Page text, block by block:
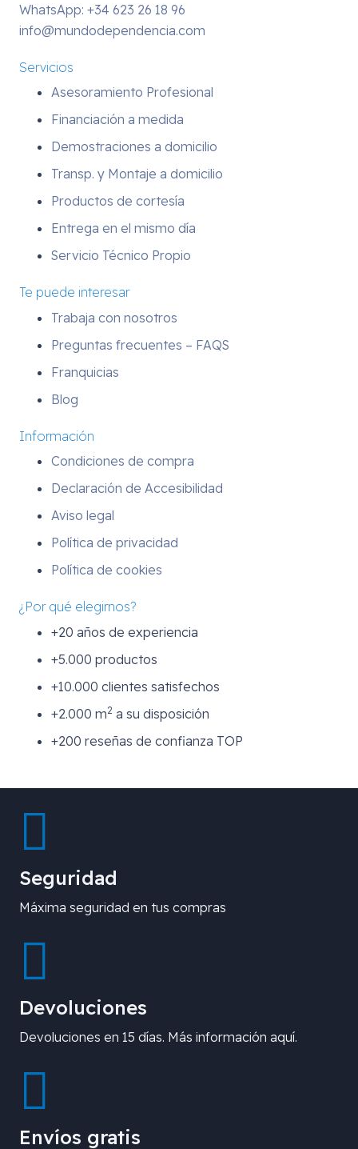
WhatsApp: +34 623 26 18 96
info@mundodependencia.com
Servicios
Asesoramiento Profesional
Financiación a medida
Demostraciones a domicilio
Transp. y Montaje a domicilio
Productos de cortesía
Entrega en el mismo día
Servicio Técnico Propio
Te puede interesar
Trabaja con nosotros
Preguntas frecuentes – FAQS
Franquicias
Blog
Información
Condiciones de compra
Declaración de Accesibilidad
Aviso legal
Política de privacidad
Política de cookies
¿Por qué elegirnos?
+20 años de experiencia
+5.000 productos
+10.000 clientes satisfechos
+2.000 m2 a su disposición
+200 reseñas de confianza TOP
Seguridad
Máxima seguridad en tus compras
Devoluciones
Devoluciones en 15 días. Más información aquí.
Envíos gratis